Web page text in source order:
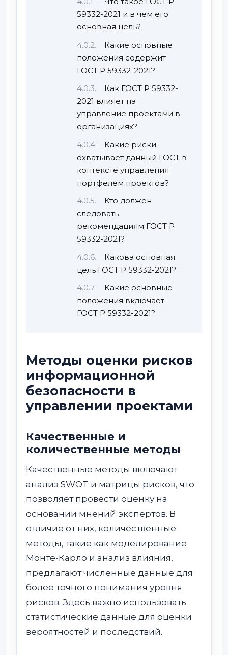
59332-2021 и в чем его
основная цель?
Какие основные
положения содержит
ГОСТ Р 59332-2021?
Как ГОСТ Р 59332-
2021 влияет на
управление проектами в
организациях?
Какие риски
охватывает данный ГОСТ в
контексте управления
портфелем проектов?
Кто должен
следовать
рекомендациям ГОСТ Р
59332-2021?
Какова основная
цель ГОСТ Р 59332-2021?
Какие основные
положения включает
ГОСТ Р 59332-2021?
Методы оценки рисков
информационной
безопасности в
управлении проектами
Качественные и
количественные методы
Качественные методы включают
анализ SWOT и матрицы рисков, что
позволяет провести оценку на
основании мнений экспертов. В
отличие от них, количественные
методы, такие как моделирование
Монте-Карло и анализ влияния,
предлагают численные данные для
более точного понимания уровня
рисков. Здесь важно использовать
статистические данные для оценки
вероятностей и последствий.